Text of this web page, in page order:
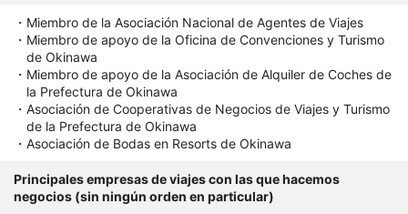
Miembro de la Asociación Nacional de Agentes de Viajes
Miembro de apoyo de la Oficina de Convenciones y Turismo
de Okinawa
Miembro de apoyo de la Asociación de Alquiler de Coches de
la Prefectura de Okinawa
Asociación de Cooperativas de Negocios de Viajes y Turismo
de la Prefectura de Okinawa
Asociación de Bodas en Resorts de Okinawa
Principales empresas de viajes con las que hacemos
negocios (sin ningún orden en particular)